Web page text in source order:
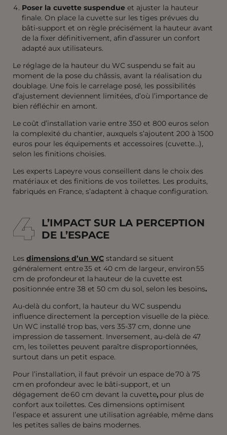
Poser la cuvette suspendue et ajuster la hauteur
finale. On place la cuvette sur les tiges prévues du
bâti-support et on règle précisément la hauteur avant
de la fixer définitivement, afin d’assurer un confort
adapté aux utilisateurs.
Le réglage de la hauteur du WC suspendu se fait au
moment de la pose du châssis, avant la réalisation du
doublage. Une fois le carrelage posé, les possibilités
d’ajustement deviennent limitées, d’où l’importance de
bien réfléchir en amont.
Le coût d’installation varie entre 350 et 800 euros selon
la complexité du chantier, auxquels s’ajoutent 200 à 1500
euros pour les équipements et accessoires (cuvette…),
selon les finitions choisies.
Les experts Lapeyre vous conseillent dans le choix des
matériaux et des finitions de vos toilettes. Les produits,
fabriqués en France, s’adaptent à chaque configuration.
4
4
L’IMPACT SUR LA PERCEPTION
DE L’ESPACE
Les dimensions d’un WC standard se situent
généralement entre 35 et 40 cm de largeur, environ 55
cm de profondeur et la hauteur de la cuvette est
positionnée entre 38 et 50 cm du sol, selon les besoins.
Au-delà du confort, la hauteur du WC suspendu
influence directement la perception visuelle de la pièce.
Un WC installé trop bas, vers 35-37 cm, donne une
impression de tassement. Inversement, au-delà de 47
cm, les toilettes peuvent paraître disproportionnées,
surtout dans un petit espace.
Pour l’installation, il faut prévoir un espace de 70 à 75
cm en profondeur avec le bâti-support, et un
dégagement de 60 cm devant la cuvette, pour plus de
confort aux toilettes. Ces dimensions optimisent
l’espace et assurent une utilisation agréable, même dans
les petites salles de bains modernes.